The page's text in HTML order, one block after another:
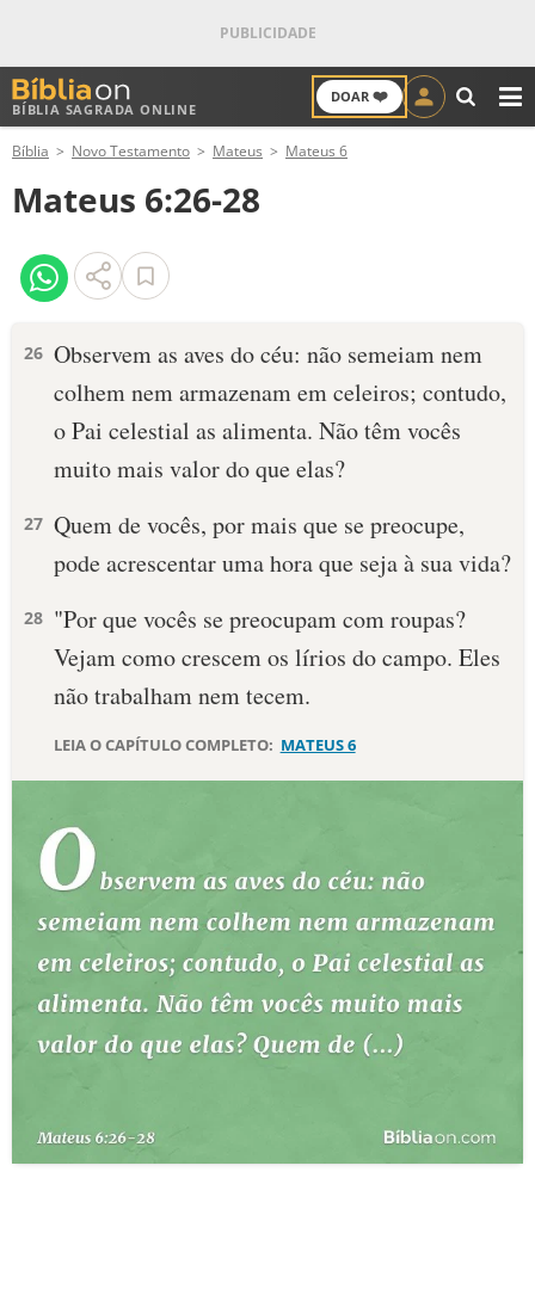
BÍBLIA SAGRADA ONLINE
DOAR ❤️
ANTIGO TESTAMENTO
NOVO TESTAMENTO
VERSÍCULOS
PALAVRA DO DIA
SALMO DO DIA
DEVOCIONAL DIÁRIO
10 MANDAMENTOS
ESTUDOS BÍBLICOS
ESBOÇOS DE PREGAÇÃO
PERGUNTE À BÍBLIA
TERMO BÍBLICO JOGOS
QUEM SOMOS
LOJA BÍBLIAON
Bíblia Novo Testamento Mateus Mateus 6
Mateus 6:26-28
26 Observem as aves do céu: não semeiam nem
colhem nem armazenam em celeiros; contudo,
o Pai celestial as alimenta. Não têm vocês
muito mais valor do que elas?
27 Quem de vocês, por mais que se preocupe,
pode acrescentar uma hora que seja à sua vida?
28 "Por que vocês se preocupam com roupas?
Vejam como crescem os lírios do campo. Eles
não trabalham nem tecem.
LEIA O CAPÍTULO COMPLETO: MATEUS 6